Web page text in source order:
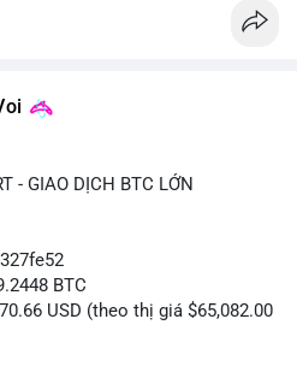
- GIAO DỊCH BTC LỚN
BTC
USD (theo thị giá $65,082.00